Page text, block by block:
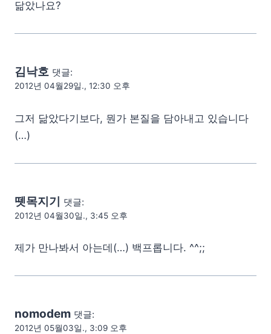
닮았나요?
김낙호 댓글:
2012년 04월29일., 12:30 오후
그저 닮았다기보다, 뭔가 본질을 담아내고 있습니다
(…)
뗏목지기 댓글:
2012년 04월30일., 3:45 오후
제가 만나봐서 아는데(…) 백프롭니다. ^^;;
nomodem 댓글:
2012년 05월03일., 3:09 오후